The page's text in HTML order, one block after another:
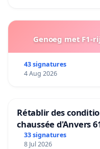
Genoeg met F1-
43 signatures
4 Aug 2026
Rétablir des
chaussée d'Anvers
33 signatures
8 Jul 2026